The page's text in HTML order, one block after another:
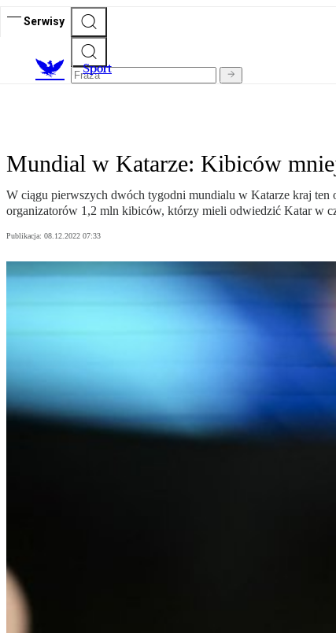
Serwisy
Sport
Mundial w Katarze: Kibiców
W ciągu pierwszych dwóch tygodni mundialu w Katarze kraj ten
organizatorów 1,2 mln kibiców, którzy mieli odwiedzić Katar w
Publikacja: 08.12.2022 07:33